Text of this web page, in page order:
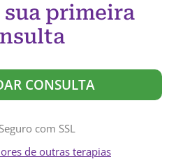
sua primeira
CONSULTA
com SSL
de outras terapias